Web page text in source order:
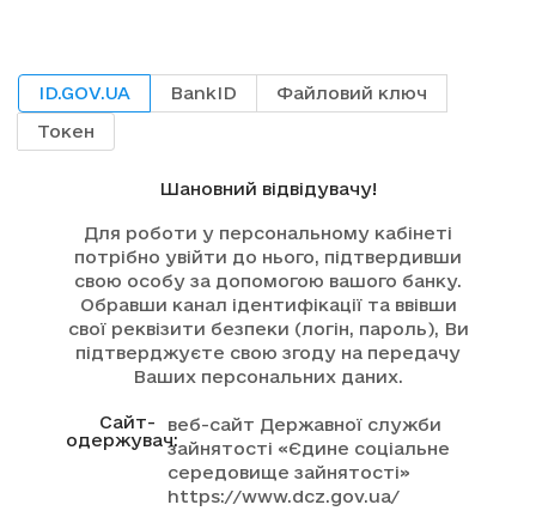
ID.GOV.UA BankID
Файловий ключ
Токен
Шановний відвідувачу!
Для роботи у персональному кабінеті
потрібно увійти до нього, підтвердивши
свою особу за допомогою вашого банку.
Обравши канал ідентифікації та ввівши
свої реквізити безпеки (логін, пароль), Ви
підтверджуєте свою згоду на передачу
Ваших персональних даних.
Сайт-
одержувач:
веб-сайт Державної служби
зайнятості «Єдине соціальне
середовище зайнятості»
https://www.dcz.gov.ua/